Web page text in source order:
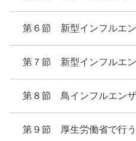
第６節 新型インフルエ
第７節 新型インフルエ
第８節 鳥インフルエン
第９節 厚生労働省で行